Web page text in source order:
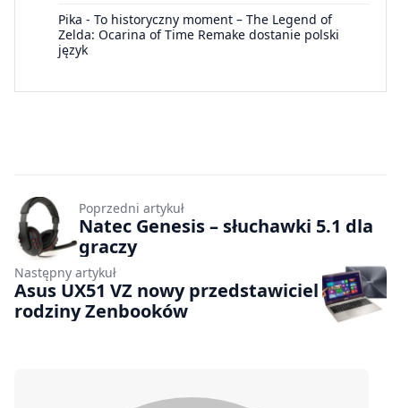
Pika - To historyczny moment – The Legend of
Zelda: Ocarina of Time Remake dostanie polski
język
Poprzedni artykuł
Natec Genesis – słuchawki 5.1 dla
graczy
Następny artykuł
Asus UX51 VZ nowy przedstawiciel
rodziny Zenbooków